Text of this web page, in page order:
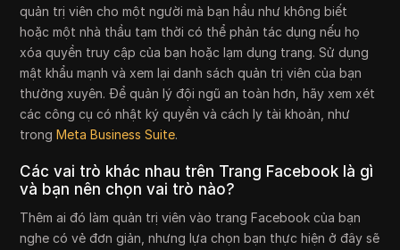
quản trị viên cho một người mà bạn hầu như không biết
hoặc một nhà thầu tạm thời có thể phản tác dụng nếu họ
xóa quyền truy cập của bạn hoặc lạm dụng trang. Sử dụng
mật khẩu mạnh và xem lại danh sách quản trị viên của bạn
thường xuyên. Để quản lý đội ngũ an toàn hơn, hãy xem xét
các công cụ có nhật ký quyền và cách ly tài khoản, như
trongMeta Business Suite.
Các vai trò khác nhau trên Trang Facebook là gì
và bạn nên chọn vai trò nào?
Thêm ai đó làm quản trị viên vào trang Facebook của bạn
nghe có vẻ đơn giản, nhưng lựa chọn bạn thực hiện ở đây sẽ